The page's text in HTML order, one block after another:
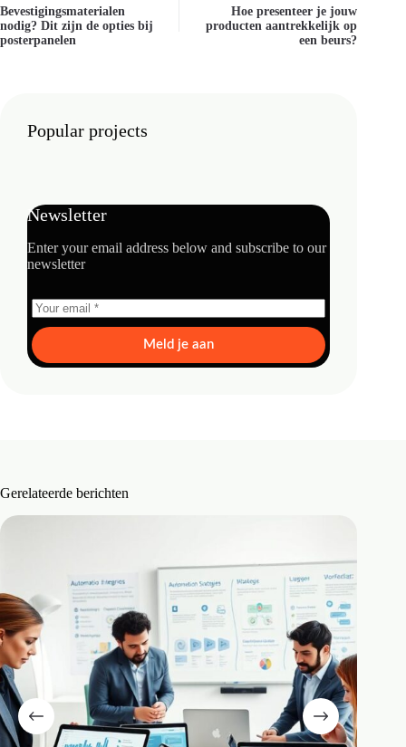
Bevestigingsmaterialen
nodig? Dit zijn de opties bij
posterpanelen
Hoe presenteer je jouw
producten aantrekkelijk op
een beurs?
Popular projects
Newsletter
Enter your email address below and subscribe to our
newsletter
Meld je aan
Gerelateerde berichten